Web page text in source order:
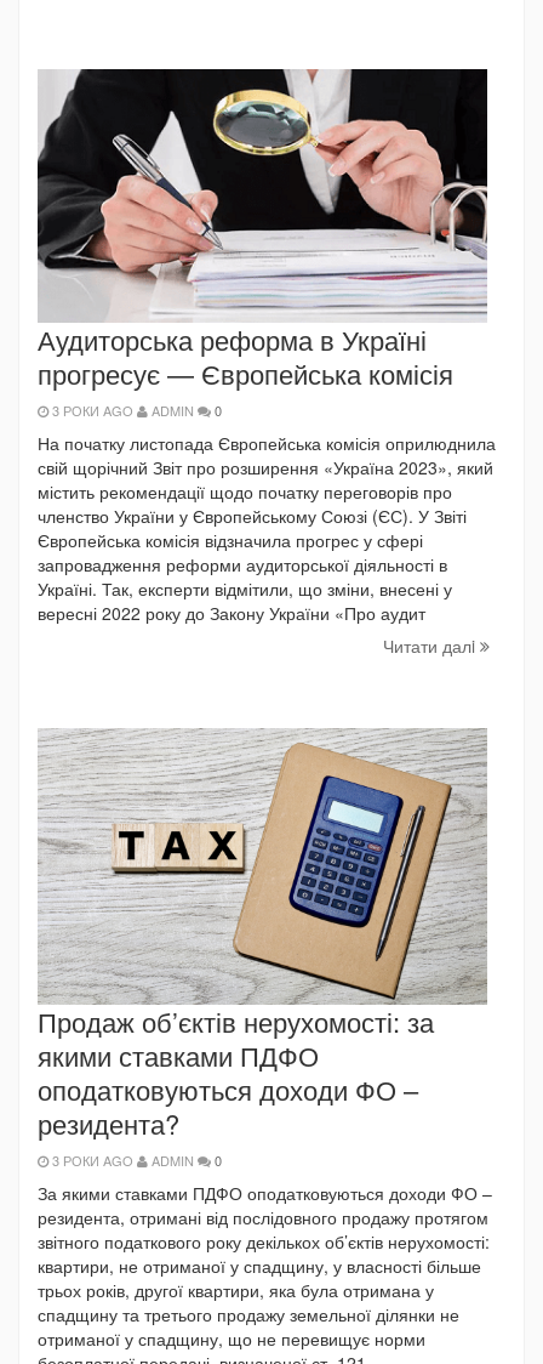
Аудиторська реформа в Україні
прогресує — Європейська комісія
3 РОКИ AGO ADMIN 0
На початку листопада Європейська комісія оприлюднила
свій щорічний Звіт про розширення «Україна 2023», який
містить рекомендації щодо початку переговорів про
членство України у Європейському Союзі (ЄС). У Звіті
Європейська комісія відзначила прогрес у сфері
запровадження реформи аудиторської діяльності в
Україні. Так, експерти відмітили, що зміни, внесені у
вересні 2022 року до Закону України «Про аудит
Читати далi
Продаж об’єктів нерухомості: за
якими ставками ПДФО
оподатковуються доходи ФО –
резидента?
3 РОКИ AGO ADMIN 0
За якими ставками ПДФО оподатковуються доходи ФО –
резидента, отримані від послідовного продажу протягом
звітного податкового року декількох об’єктів нерухомості:
квартири, не отриманої у спадщину, у власності більше
трьох років, другої квартири, яка була отримана у
спадщину та третього продажу земельної ділянки не
отриманої у спадщину, що не перевищує норми